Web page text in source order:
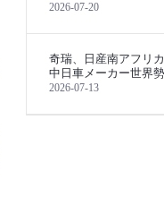
2026-07-20
奇瑞、日産南アフリ
中日車メーカー世界
2026-07-13